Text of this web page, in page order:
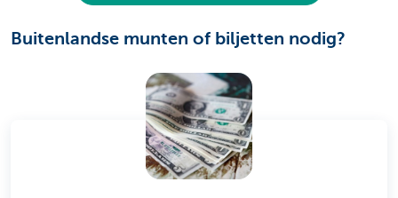
Buitenlandse munten of biljetten nodig?